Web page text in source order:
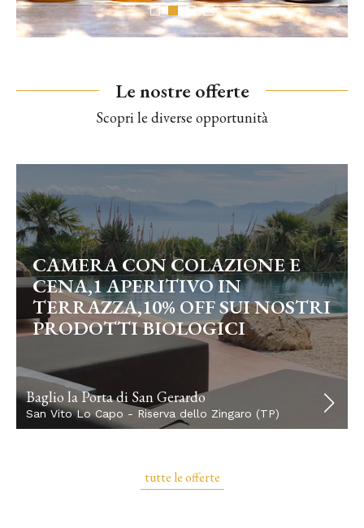
Le nostre offerte
Scopri le diverse opportunità
CAMERA CON COLAZIONE E
CENA,1 APERITIVO IN
TERRAZZA,10% OFF SUI NOSTRI
PRODOTTI BIOLOGICI
Baglio la Porta di San Gerardo
San Vito Lo Capo - Riserva dello Zingaro (TP)
tutte le offerte